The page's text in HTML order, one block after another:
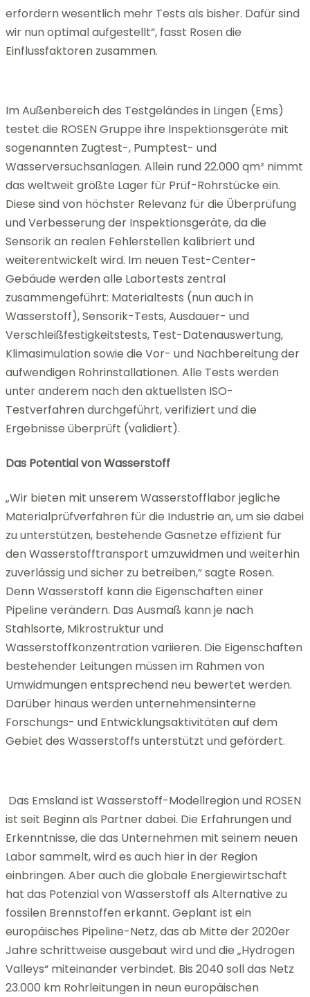
erfordern wesentlich mehr Tests als bisher. Dafür sind
wir nun optimal aufgestellt“, fasst Rosen die
Einflussfaktoren zusammen.
Im Außenbereich des Testgeländes in Lingen (Ems)
testet die ROSEN Gruppe ihre Inspektionsgeräte mit
sogenannten Zugtest-, Pumptest- und
Wasserversuchsanlagen. Allein rund 22.000 qm² nimmt
das weltweit größte Lager für Prüf-Rohrstücke ein.
Diese sind von höchster Relevanz für die Überprüfung
und Verbesserung der Inspektionsgeräte, da die
Sensorik an realen Fehlerstellen kalibriert und
weiterentwickelt wird. Im neuen Test-Center-
Gebäude werden alle Labortests zentral
zusammengeführt: Materialtests (nun auch in
Wasserstoff), Sensorik-Tests, Ausdauer- und
Verschleißfestigkeitstests, Test-Datenauswertung,
Klimasimulation sowie die Vor- und Nachbereitung der
aufwendigen Rohrinstallationen. Alle Tests werden
unter anderem nach den aktuellsten ISO-
Testverfahren durchgeführt, verifiziert und die
Ergebnisse überprüft (validiert).
Das Potential von Wasserstoff
„Wir bieten mit unserem Wasserstofflabor jegliche
Materialprüfverfahren für die Industrie an, um sie dabei
zu unterstützen, bestehende Gasnetze effizient für
den Wasserstofftransport umzuwidmen und weiterhin
zuverlässig und sicher zu betreiben,“ sagte Rosen.
Denn Wasserstoff kann die Eigenschaften einer
Pipeline verändern. Das Ausmaß kann je nach
Stahlsorte, Mikrostruktur und
Wasserstoffkonzentration variieren. Die Eigenschaften
bestehender Leitungen müssen im Rahmen von
Umwidmungen entsprechend neu bewertet werden.
Darüber hinaus werden unternehmensinterne
Forschungs- und Entwicklungsaktivitäten auf dem
Gebiet des Wasserstoffs unterstützt und gefördert.
Das Emsland ist Wasserstoff-Modellregion und ROSEN
ist seit Beginn als Partner dabei. Die Erfahrungen und
Erkenntnisse, die das Unternehmen mit seinem neuen
Labor sammelt, wird es auch hier in der Region
einbringen. Aber auch die globale Energiewirtschaft
hat das Potenzial von Wasserstoff als Alternative zu
fossilen Brennstoffen erkannt. Geplant ist ein
europäisches Pipeline-Netz, das ab Mitte der 2020er
Jahre schrittweise ausgebaut wird und die „Hydrogen
Valleys“ miteinander verbindet. Bis 2040 soll das Netz
23.000 km Rohrleitungen in neun europäischen